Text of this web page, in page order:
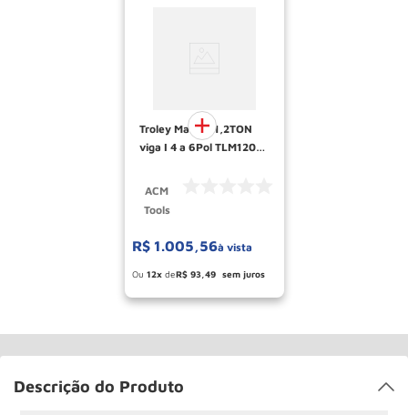
Troley Manual 1,2TON
viga I 4 a 6Pol TLM1200
ACM
Tools
R$ 1.005,56à vista
pagando no boleto
12 R$ 93 ,49
Descrição do Produto